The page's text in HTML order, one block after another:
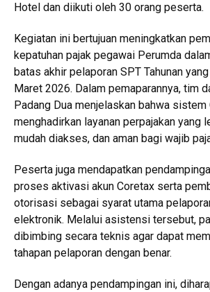
Hotel dan diikuti oleh 30 orang peserta.
Kegiatan ini bertujuan meningkatkan
kepatuhan pajak pegawai Perumda
batas akhir pelaporan SPT Tahunan
Maret 2026. Dalam pemaparannya, tim
Padang Dua menjelaskan bahwa sistem
menghadirkan layanan perpajakan yang
mudah diakses, dan aman bagi wajib
Peserta juga mendapatkan
proses aktivasi akun Coretax serta
otorisasi sebagai syarat utama
elektronik. Melalui asistensi tersebut,
dibimbing secara teknis agar dapat
tahapan pelaporan dengan benar.
Dengan adanya pendampingan ini,